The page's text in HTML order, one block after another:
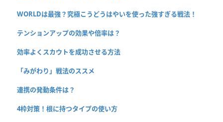
WORLDは最強？究極こうどうはやいを使った強すぎる戦法！
テンションアップの効果や倍率は？
効率よくスカウトを成功させる方法
「みがわり」戦法のススメ
連携の発動条件は？
4枠対策！根に持つタイプの使い方